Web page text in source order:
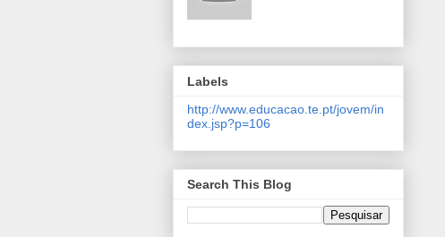
Labels
http://www.educacao.te.pt/jovem/in
dex.jsp?p=106
Search This Blog